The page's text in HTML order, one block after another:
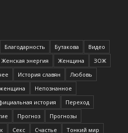
Благодарность Бутакова
Видео
Женская энергия Женщина
ЗОЖ
История славян
Любовь
Непознанное
история
Переход
Прогноз
Прогнозы
Секс Счастье Тонкий мир